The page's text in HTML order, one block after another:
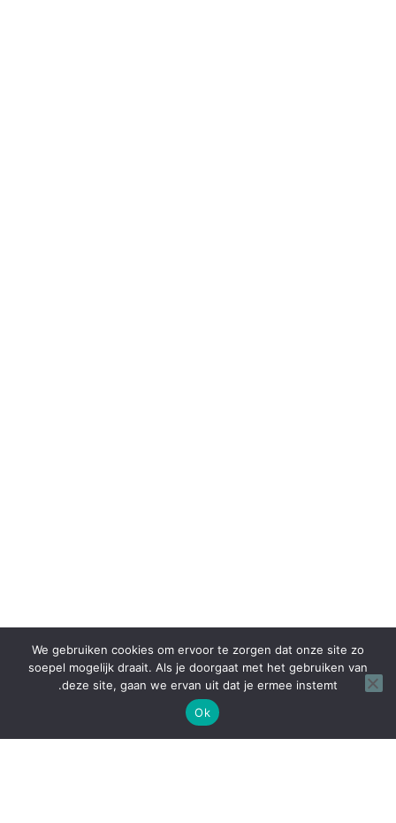
We gebruiken cookies om ervoor te zorgen dat onze site zo
soepel mogelijk draait. Als je doorgaat met het gebruiken van
deze site, gaan we ervan uit dat je ermee instemt.
Ok